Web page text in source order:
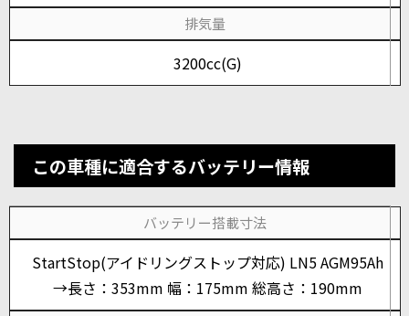
排気量
3200cc(G)
この車種に適合するバッテリー情報
バッテリー搭載寸法
StartStop(アイドリングストップ対応) LN5 AGM95Ah
→長さ：353mm 幅：175mm 総高さ：190mm